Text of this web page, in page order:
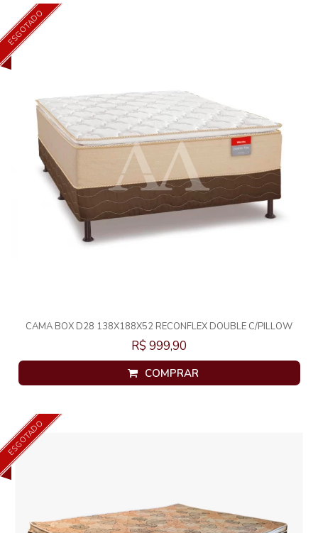
ESGOTADO
CAMA BOX D28 138X188X52 RECONFLEX DOUBLE C/PILLOW
R$ 999,90
COMPRAR
ESGOTADO